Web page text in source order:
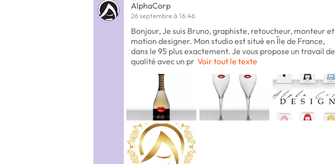
AlphaCorp
26 septembre à 16:46
Bonjour, Je suis Bruno, graphiste, retoucheur, monteur et
motion designer. Mon studio est situé en Île de France,
dans le 95 plus exactement. Je vous propose un travail de
qualité avec un pr Voir tout le texte